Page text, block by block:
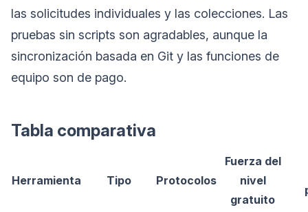
las solicitudes individuales y las colecciones. Las
pruebas sin scripts son agradables, aunque la
sincronización basada en Git y las funciones de
equipo son de pago.
Tabla comparativa
Herramienta Tipo Protocolos
Fuerza del
nivel
gratuito